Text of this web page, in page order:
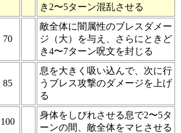
き2〜5ターン混乱させる
70
敵全体に闇属性のブレスダメー
ジ（大）を与え、さらにときど
き4〜7ターン呪文を封じる
85
息を大きく吸い込んで、次に行
うブレス攻撃のダメージを上げ
る
100
身体をしびれさせる息で2〜5タ
ーンの間、敵全体をマヒさせる